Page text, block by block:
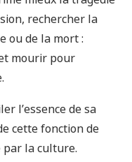
rechercher la
ou de la mort :
mourir pour
l’essence de sa
cette fonction de
par la culture.